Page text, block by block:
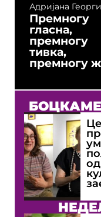
Адријана
Премногу
гласна,
премногу
тивка,
премногу